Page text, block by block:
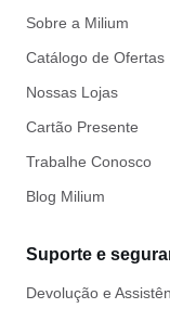
Sobre a Milium
Catálogo de Ofertas
Nossas Lojas
Cartão Presente
Trabalhe Conosco
Blog Milium
Suporte e
Devolução e